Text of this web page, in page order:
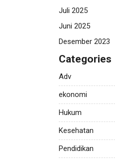
Juli 2025
Juni 2025
Desember 2023
Categories
Adv
ekonomi
Hukum
Kesehatan
Pendidikan